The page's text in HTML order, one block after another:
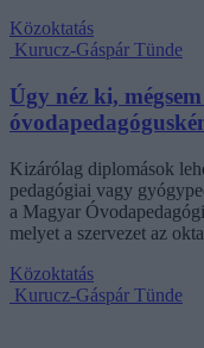
Közoktatás
Kurucz-Gáspár Tünde
Úgy néz ki,
Kizárólag diplomások
pedagógiai vagy
a Magyar
melyet a szervezet az
Közoktatás
Kurucz-Gáspár Tünde